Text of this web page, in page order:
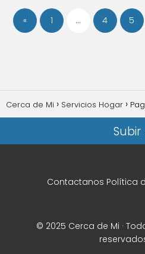
« 1 … 4 5
Cerca de Mi Servicios Hogar
Subir
Contactanos Política
© 2025 Cerca de Mi ·